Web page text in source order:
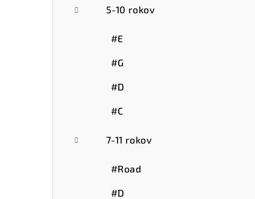
5-10 rokov
#E
#G
#D
#C
7-11 rokov
#Road
#D